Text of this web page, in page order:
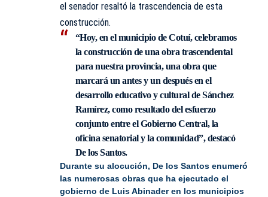
el senador resaltó la trascendencia de esta
construcción.
“Hoy, en el municipio de Cotuí, celebramos
la construcción de una obra trascendental
para nuestra provincia, una obra que
marcará un antes y un después en el
desarrollo educativo y cultural de Sánchez
Ramírez, como resultado del esfuerzo
conjunto entre el Gobierno Central, la
oficina senatorial y la comunidad”, destacó
De los Santos.
Durante su alocución, De los Santos enumeró
las numerosas obras que ha ejecutado el
gobierno de Luis Abinader en los municipios